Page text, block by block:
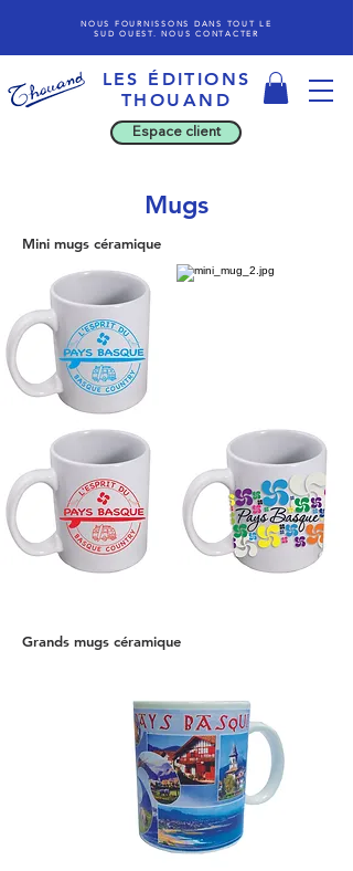
NOUS FOURNISSONS DANS TOUT LE
SUD OUEST. NOUS CONTACTER
LES ÉDITIONS
THOU AND
Espace client
Mugs
Mini mugs céramique
Grands mugs céramique